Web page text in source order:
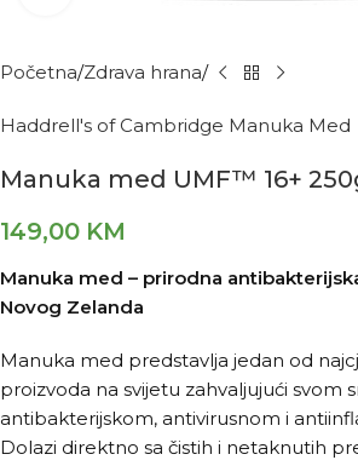
Početna Zdrava hrana
Haddrell's of Cambridge Manuka Med
Manuka med UMF™ 16+
149,00 KM
Manuka med – prirodna
Novog Zelanda
Manuka med predstavlja jedan od
proizvoda na svijetu zahvaljujući svom
antibakterijskom, antivirusnom i
Dolazi direktno sa čistih i netaknutih